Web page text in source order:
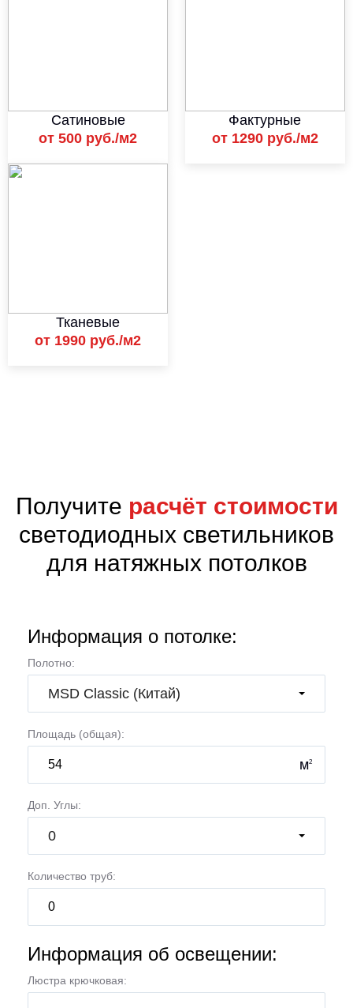
Сатиновые
от 500 руб./м2
Фактурные
от 1290 руб./м2
Тканевые
от 1990 руб./м2
Получите расчёт стоимости
светодиодных светильников
для натяжных потолков
Информация о потолке:
Полотно:
MSD Classic (Китай)
Площадь (общая):
м2
Доп. Углы:
0
Количество труб:
Информация об освещении:
Люстра крючковая: